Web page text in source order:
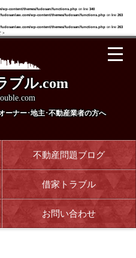
wp-content/themes/fudosan/functions.php on line 340
fudosanlaw.com/wp-content/themes/fudosan/functions.php on line 263
fudosanlaw.com/wp-content/themes/fudosan/functions.php on line 263
>
ブル.com
ーナー･地主･不動産業者の方へ
不動産問題ブログ
借家トラブル
お問い合わせ